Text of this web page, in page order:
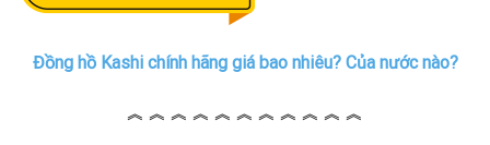
Đồng hồ Kashi chính hãng giá bao nhiêu? Của nước nào?
︽ ︽ ︽ ︽ ︽ ︽ ︽ ︽ ︽ ︽ ︽